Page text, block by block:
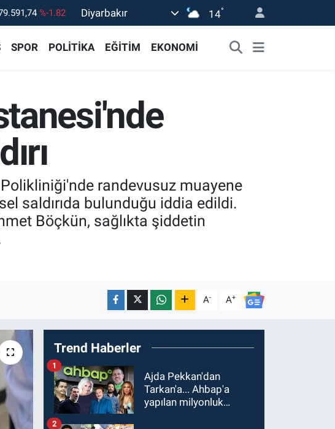
45,43620 %0.02
14.598,00
%-1.82
Diyarbakır 14°
SPOR POLİTİKA EĞİTİM EKONOMİ
randevusuz muayene
saldırıda bulunduğu iddia edildi.
Böçkün, sağlıkta şiddetin
A- A+
Trend Haberler
Ajda Pekkan'dan
Tarkan'a... Ahbap'a
yapılan milyonluk
1
2